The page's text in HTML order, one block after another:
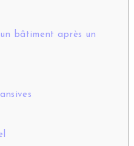
bâtiment après un